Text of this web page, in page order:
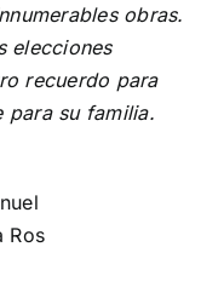
obras.
elecciones
recuerdo para
para su familia.
Ros